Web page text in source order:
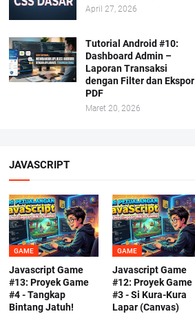
April 27, 2026
Tutorial Android #10:
Dashboard Admin –
Laporan Transaksi
dengan Filter dan Ekspor
PDF
Maret 20, 2026
JAVASCRIPT
GAME
Javascript Game
#13: Proyek Game
#4 - Tangkap
Bintang Jatuh!
GAME
Javascript Game
#12: Proyek Game
#3 - Si Kura-Kura
Lapar (Canvas)